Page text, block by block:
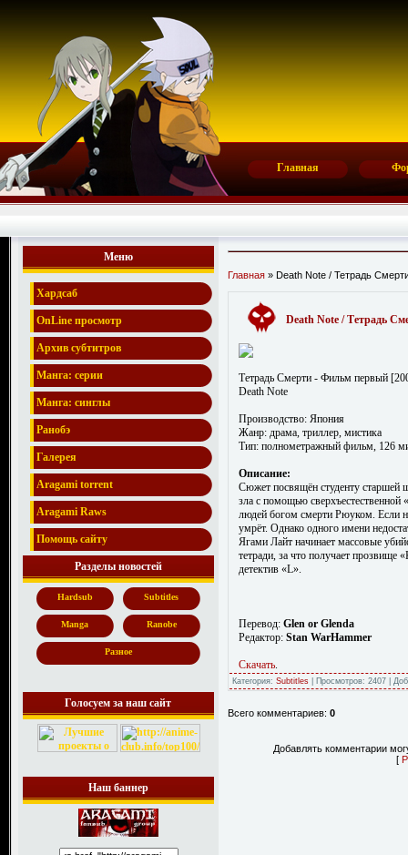
Главная
Меню
Хардсаб
OnLine просмотр
Архив субтитров
Манга: серии
Манга: синглы
Ранобэ
Галерея
Aragami torrent
Aragami Raws
Помощь сайту
Разделы новостей
Hardsub Subtitles
Manga Ranobe
Разное
Голосуем за наш сайт
Наш баннер
Главная » Death Note / Тетрадь
Death Note / Тетрадь
Тетрадь Смерти - Фильм первый
Death Note
Производство: Япония
Жанр: драма, триллер, мистика
Тип: полнометражный фильм, 126
Описание:
Сюжет посвящён студенту
зла с помощью сверхъестественной
людей богом смерти Рюуком. Если
умрёт. Однако одного имени
Ягами Лайт начинает массовые
тетради, за что получает прозвище
детектив «L».
Перевод: Glen or Glenda
Редактор: Stan WarHammer
Скачать
Категория: Subtitles | Просмотров: 2407 |
Всего комментариев: 0
Добавлять комментарии
[